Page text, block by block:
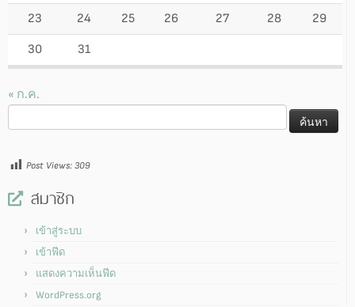
23 24 25 26 27 28 29
30 31
« ก.ค.
สำหรับ:
Post Views: 309
สมาชิก
เข้าสู่ระบบ
เข้าฟีด
แสดงความเห็นฟีด
WordPress.org